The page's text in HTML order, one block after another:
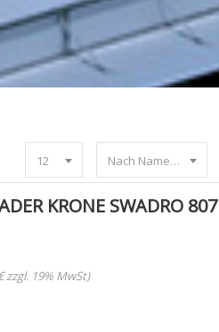
12 Nach Name sortieren
KRONE SWADRO 807
zzgl. 19% MwSt)